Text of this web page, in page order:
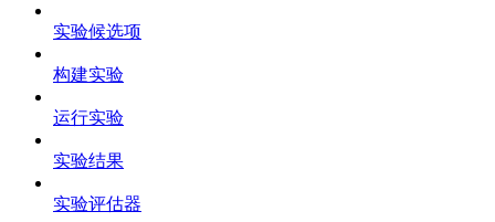
实验候选项
构建实验
运行实验
实验结果
实验评估器